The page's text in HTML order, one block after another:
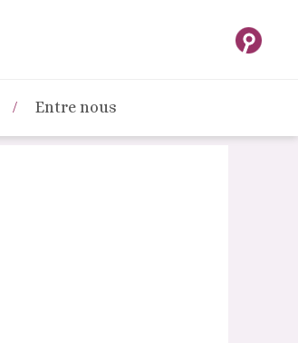
Entre nous